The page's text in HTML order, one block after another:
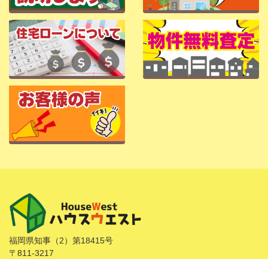
福岡県知事（2）第18415号
〒811-3217